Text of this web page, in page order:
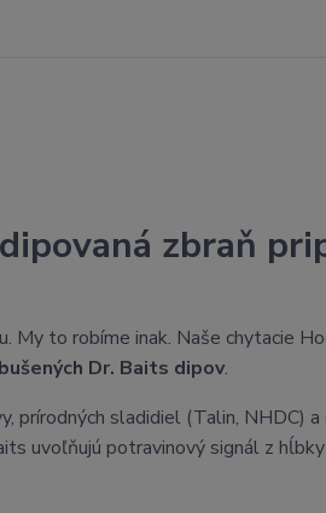
zbraň
My to robíme inak. Naše chytacie
Dr. Baits dipov.
sladidiel (Talin, NHDC) a
uvoľňujú potravinový signál z